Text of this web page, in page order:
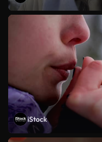
iStock